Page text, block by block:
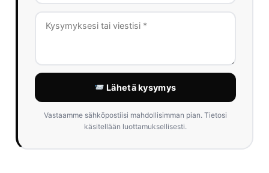
Lähetä kysymys
Vastaamme sähköpostiisi mahdollisimman pian. Tietosi
käsitellään luottamuksellisesti.